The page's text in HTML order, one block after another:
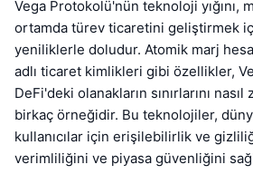
Vega Protokolü'nün teknoloji yığını,
ortamda türev ticaretini geliştirmek
yeniliklerle doludur. Atomik marj
adlı ticaret kimlikleri gibi özellikler,
DeFi'deki olanakların sınırlarını nasıl
birkaç örneğidir. Bu teknolojiler,
kullanıcılar için erişilebilirlik ve
verimliliğini ve piyasa güvenliğini